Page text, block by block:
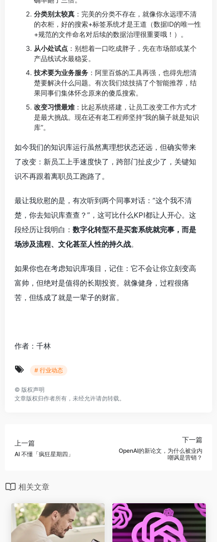
分类别太较真 ：完美的分类不存在，就像你永远理不清
的衣柜，好的搜索+标签系统才是王道（数据ID的唯一性
+规范的文件命名对后续的数据治理很重要哦！）。
从小处试点 ：别想着一口吃成胖子，先在市场部或某个
产品线试水最稳妥。
技术要为业务服务 ：阿里百炼的工具再强，也得先想清
楚要解决什么问题。有次我们炫技搞了个智能推荐，结
果同事们集体怀念原来的傻瓜搜索。
改变习惯最难：比起系统搭建，让员工改变工作方式才
是最大挑战。现在还有老工程师坚持“我的脑子就是知识
库”。
如今我们的知识库运行虽然离理想状态还远，但确实带来
了改变：新员工上手速度快了，跨部门扯皮少了，关键知
识不再跟着离职员工跑路了。
最让我欣慰的是，有次听到两个同事对话：”这个我不清
楚，你去知识库查查？”，这可比什么KPI都让人开心。这
段经历让我明白： 数字化转型不是买套系统就完事，而是
场涉及流程、文化甚至人性的持久战。
如果你也在考虑知识库项目，记住：它不会让你立刻变高
富帅，但绝对是值得的长期投资。就像健身，过程很痛
苦，但练成了就是一辈子的财富。
作者：千林
# 行业动态
© 版权声明
文章版权归作者所有，未经允许请勿转载。
上一篇
AI 不懂「疯狂星期四」
下一篇
OpenAI的新论文，为什么被业内
嘲讽是营销？
相关文章